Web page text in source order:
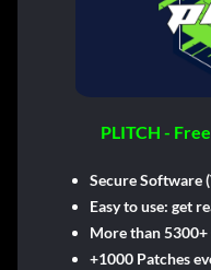
PLITCH -
Secure Software
Easy to use: get
More than 5300+
+1000 Patches